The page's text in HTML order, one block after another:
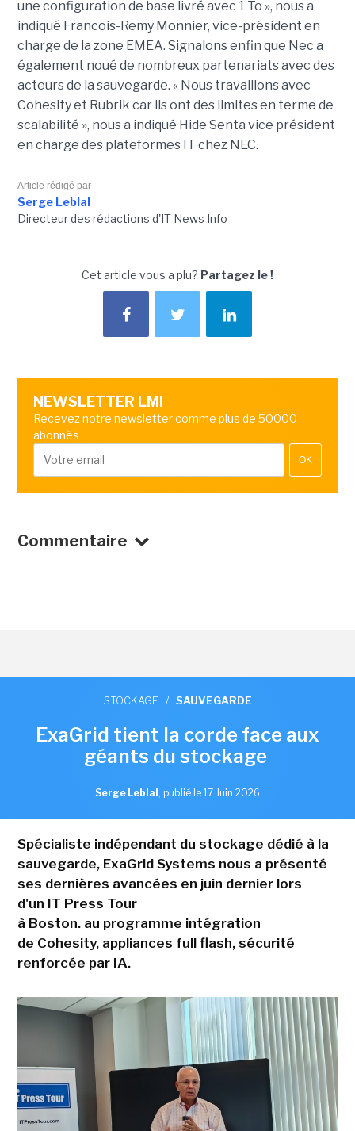
une configuration de base livré avec 1 To », nous a
indiqué Francois-Remy Monnier, vice-président en
charge de la zone EMEA. Signalons enfin que Nec a
également noué de nombreux partenariats avec des
acteurs de la sauvegarde. « Nous travaillons avec
Cohesity et Rubrik car ils ont des limites en terme de
scalabilité », nous a indiqué Hide Senta vice président
en charge des plateformes IT chez NEC.
Article rédigé par
Serge Leblal
Directeur des rédactions d'IT News Info
Cet article vous a plu? Partagez le !
NEWSLETTER LMI
Recevez notre newsletter comme plus de 50000
abonnés
OK
Commentaire
STOCKAGE / SAUVEGARDE
ExaGrid tient la corde face aux
géants du stockage
Serge Leblal , publié le 17 Juin 2026
Spécialiste indépendant du stockage dédié à la
sauvegarde, ExaGrid Systems nous a présenté
ses dernières avancées en juin dernier lors
d'un IT Press Tour
à Boston. au programme intégration
de Cohesity, appliances full flash, sécurité
renforcée par IA.